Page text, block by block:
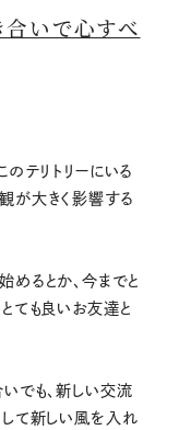
合いで心すべ
テリトリーにいる
が大きく影響する
るとか、今までと
ても良いお友達と
でも、新しい交流
て新しい風を入れ